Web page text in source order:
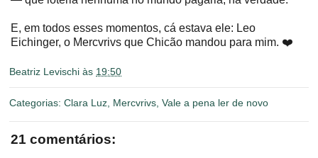
E, em todos esses momentos, cá estava ele: Leo
Eichinger, o Mercvrivs que Chicão mandou para mim. ❤️
Beatriz Levischi às 19:50
Categorias: Clara Luz, Mercvrivs, Vale a pena ler de novo
21 comentários: